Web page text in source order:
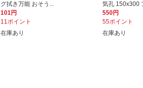
グ拭き万能 おそう...
101円
11ポイント
在庫あり
気孔 150x300
550円
55ポイント
在庫あり